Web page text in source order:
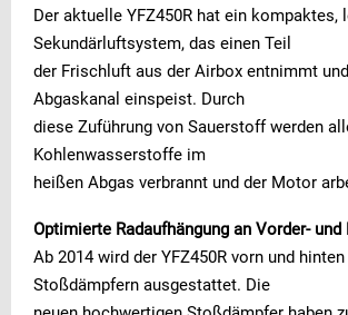
Der aktuelle YFZ450R hat ein kompaktes,
Sekundärluftsystem, das einen Teil
der Frischluft aus der Airbox entnimmt
Abgaskanal einspeist. Durch
diese Zuführung von Sauerstoff werden
Kohlenwasserstoffe im
heißen Abgas verbrannt und der Motor
Optimierte Radaufhängung an Vorder-
Ab 2014 wird der YFZ450R vorn und
Stoßdämpfern ausgestattet. Die